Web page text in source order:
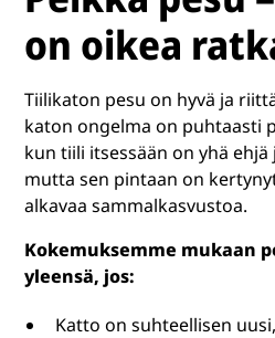
on oikea
Tiilikaton pesu on hyvä ja
katon ongelma on puhtaasti
kun tiili itsessään on yhä
mutta sen pintaan on
alkavaa sammalkasvustoa.
Kokemuksemme mukaan
yleensä, jos:
Katto on suhteellisen